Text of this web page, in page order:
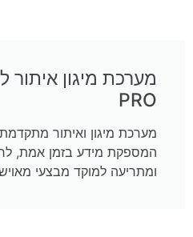
מערכת מיגון איתור
PRO
מערכת מיגון ואיתור
המספקת מידע בזמן אמת,
ומתריעה למוקד מבצעי מאויש 24/